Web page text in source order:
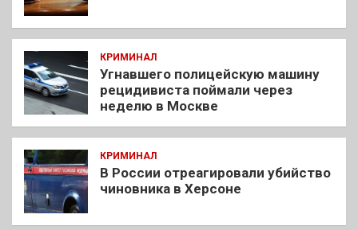
КРИМИНАЛ
Угнавшего полицейскую машину
рецидивиста поймали через
неделю в Москве
КРИМИНАЛ
В России отреагировали убийство
чиновника в Херсоне